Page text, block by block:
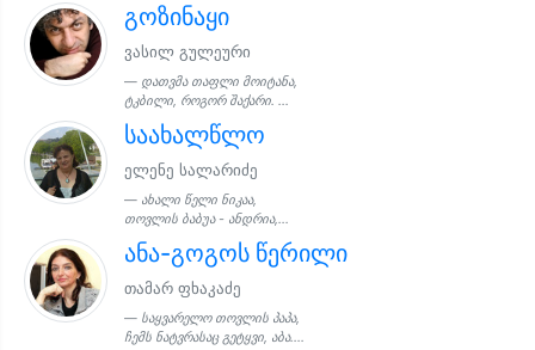
გოზინაყი
ვასილ გულეური
დათვმა თაფლი მოიტანა,
ტკბილი, როგორ შაქარი. ...
საახალწლო
ელენე სალარიძე
ახალი წელი ნიკაა,
თოვლის ბაბუა - ანდრია,...
ანა-გოგოს წერილი
თამარ ფხაკაძე
საყვარელო თოვლის პაპა,
ჩემს ნატვრასაც გეტყვი, აბა....